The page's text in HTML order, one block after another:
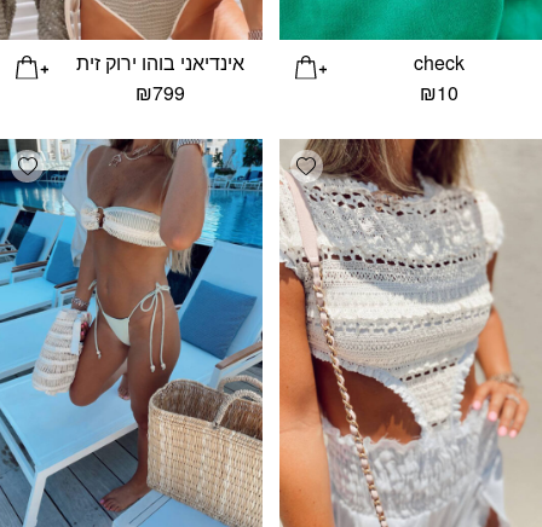
check
₪10
אינדיאני בוהו ירוק זית
₪799
Add wishlist